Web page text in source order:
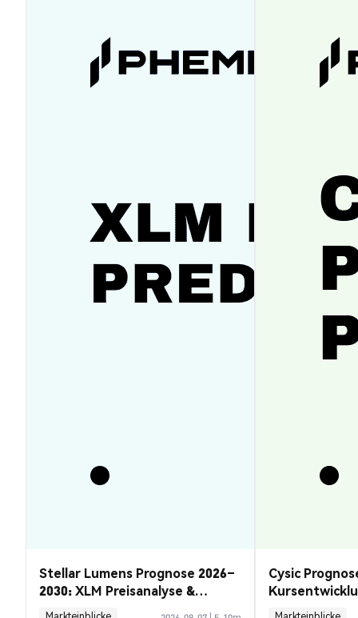
Stellar Lumens Prognose 2026–
2030: XLM Preisanalyse &
Chancen
Cysic
Guide